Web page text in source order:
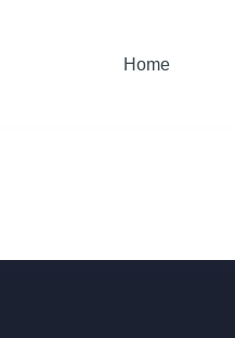
Home